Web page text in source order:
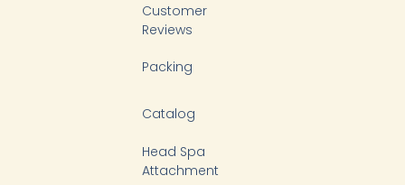
Customer
Reviews
Packing
Catalog
Head Spa
Attachment